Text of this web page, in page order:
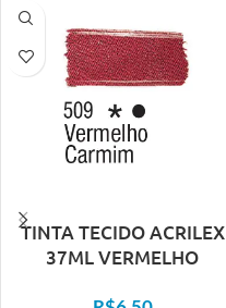
TINTA TECIDO ACRILEX
37ML VERMELHO